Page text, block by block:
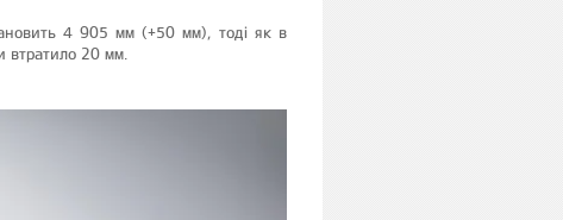
4 905 мм (+50 мм), тоді як в
втратило 20 мм.